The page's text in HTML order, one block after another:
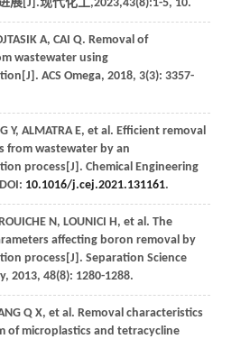
展[J].现代化工,2023,43(8):1-5, 10.
A, CAI Q. Removal of
wastewater using
ACS Omega, 2018, 3(3): 3357-
Y, ALMATRA E, et al. Efficient removal
from wastewater by an
process[J]. Chemical Engineering
10.1016/j.cej.2021.131161.
N , LOUNICI H , et al. The
affecting boron removal by
process[J]. Separation Science
, 2013, 48(8): 1280-1288.
Q X, et al. Removal characteristics
of microplastics and tetracycline